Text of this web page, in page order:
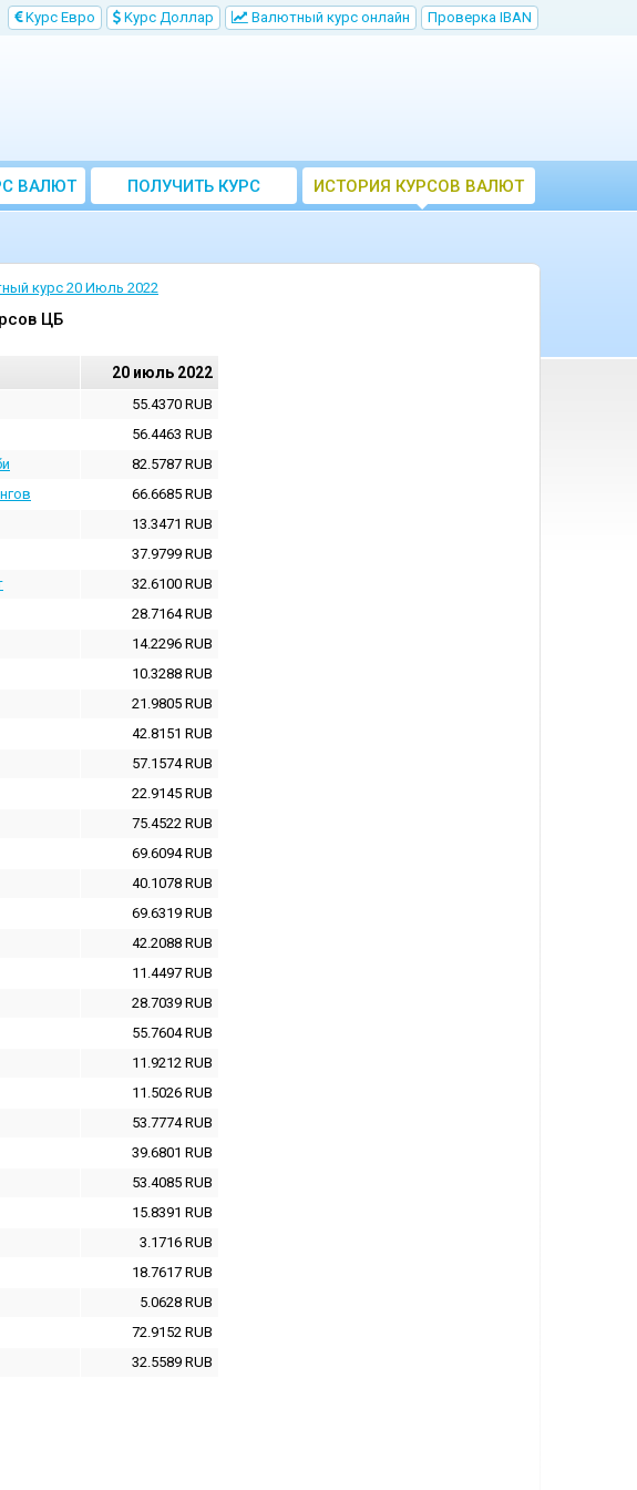
Kурс Евро Kурс Доллар Bалютный курс онлайн Проверка IBAN
ВАЛЮТ
ПОЛУЧИТЬ КУРС
ВАЛЮТ ЦБ
ИСТОРИЯ КУРСОВ ВАЛЮТ
ЦБ РФ
курс 20 Июль 2022
ЦБ
20 июль 2022
55.4370 RUB
56.4463 RUB
82.5787 RUB
66.6685 RUB
13.3471 RUB
37.9799 RUB
32.6100 RUB
28.7164RUB
14.2296 RUB
10.3288 RUB
21.9805 RUB
42.8151 RUB
57.1574RUB
22.9145 RUB
75.4522 RUB
69.6094RUB
40.1078 RUB
69.6319 RUB
42.2088 RUB
11.4497 RUB
28.7039 RUB
55.7604RUB
11.9212 RUB
11.5026 RUB
53.7774RUB
39.6801 RUB
53.4085 RUB
15.8391 RUB
3.1716 RUB
18.7617 RUB
5.0628 RUB
72.9152 RUB
32.5589 RUB